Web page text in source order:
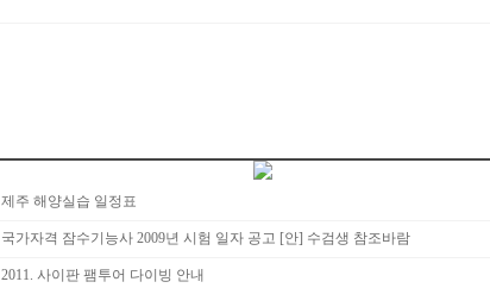
제주 해양실습 일정표
국가자격 잠수기능사 2009년 시험 일자 공고 [안] 수검생 참조바람
2011. 사이판 팸투어 다이빙 안내